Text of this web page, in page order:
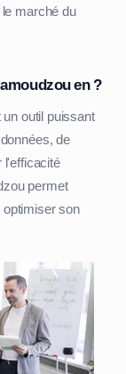
marché du
en ?
outil puissant
de
l'efficacité
permet
son